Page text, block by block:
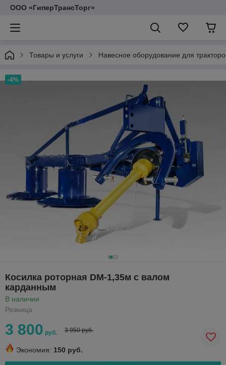
ООО «ГиперТрансТорг»
Товары и услуги Навесное оборудование для
-4%
Косилка роторная DM-1,35м с валом
карданным
В наличии
Розница
3 800 руб. 3 950 руб.
Экономия: 150 руб.